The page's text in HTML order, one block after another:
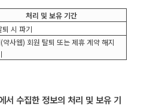
처리 및 보유 기간
퇴 시 파기
(약사웹)회원 탈퇴 또는 제휴 계약 해지
서 수집한 정보의 처리 및 보유 기